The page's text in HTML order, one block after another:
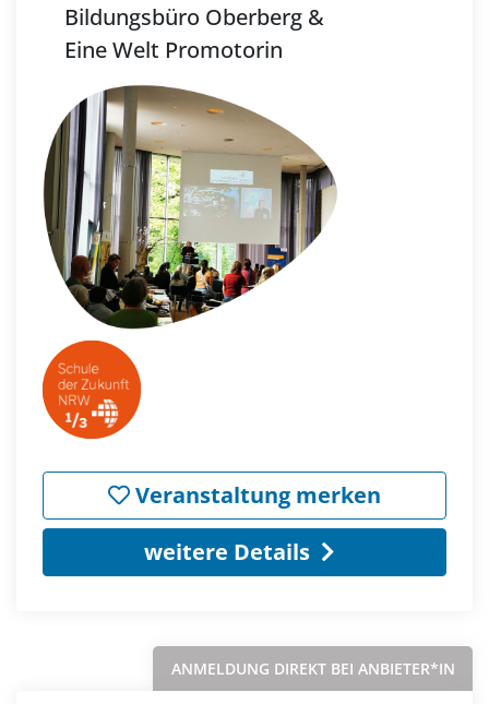
Bildungsbüro Oberberg &
Eine Welt Promotorin
Veranstaltung merken
weitere Details
ANMELDUNG DIREKT BEI ANBIETER*IN